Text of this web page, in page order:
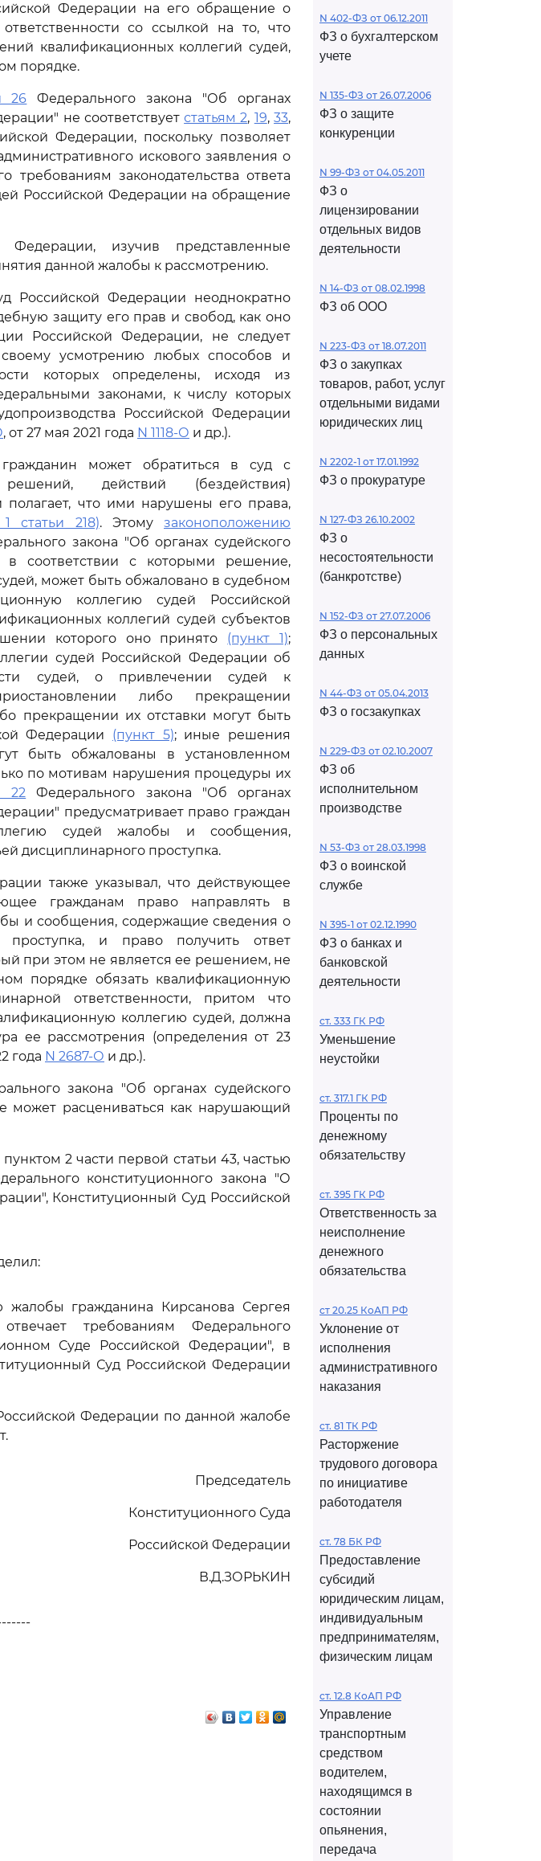
Федерации на его обращение о
со ссылкой на то, что
квалификационных коллегий судей,
порядке.
26 Федерального закона "Об органах
не соответствуетстатьям 2, 19,33,
Федерации, поскольку позволяет
искового заявления о
законодательства ответа
Российской Федерации на обращение
изучив представленные
данной жалобы к рассмотрению.
Российской Федерации неоднократно
защиту его прав и свобод, как оно
Российской Федерации, не следует
усмотрению любых способов и
которых определены, исходя из
законами, к числу которых
Российской Федерации
, от 27 мая 2021 года N 1118-О и др.).
может обратиться в суд с
действий (бездействия)
полагает, что ими нарушены его права,
1 статьи 218). Этомузаконоположению
закона "Об органах судейского
соответствии с которыми решение,
может быть обжаловано в судебном
коллегию судей Российской
коллегий судей субъектов
которого оно принято (пункт 1);
судей Российской Федерации об
судей, о привлечении судей к
либо прекращении
прекращении их отставки могут быть
Федерации (пункт 5); иные решения
быть обжалованы в установленном
по мотивам нарушения процедуры их
22 Федерального закона "Об органах
предусматривает право граждан
судей жалобы и сообщения,
дисциплинарного проступка.
также указывал, что действующее
гражданам право направлять в
и сообщения, содержащие сведения о
проступка, и право получить ответ
при этом не является ее решением, не
порядке обязать квалификационную
ответственности, притом что
коллегию судей, должна
ее рассмотрения (определения от 23
года N 2687-О и др.).
закона "Об органах судейского
может расцениваться как нарушающий
2 части первой статьи 43, частью
конституционного закона "О
Конституционный Суд Российской
жалобы гражданина Кирсанова Сергея
требованиям Федерального
Суде Российской Федерации", в
Суд Российской Федерации
Федерации по данной жалобе
Председатель
Конституционного Суда
Российской Федерации
В.Д.ЗОРЬКИН
N 402-ФЗ от 06.12.2011
ФЗ о бухгалтерском
учете
N 135-ФЗ от 26.07.2006
ФЗ о защите
конкуренции
N 99-ФЗ от 04.05.2011
ФЗ о
лицензировании
отдельных видов
деятельности
N 14-ФЗ от 08.02.1998
ФЗ об ООО
N 223-ФЗ от 18.07.2011
ФЗ о закупках
товаров, работ, услуг
отдельными видами
юридических лиц
N 2202-1 от 17.01.1992
ФЗ о прокуратуре
N 127-ФЗ 26.10.2002
ФЗ о
несостоятельности
(банкротстве)
N 152-ФЗ от 27.07.2006
ФЗ о персональных
данных
N 44-ФЗ от 05.04.2013
ФЗ о госзакупках
N 229-ФЗ от 02.10.2007
ФЗ об
исполнительном
производстве
N 53-ФЗ от 28.03.1998
ФЗ о воинской
службе
N 395-1 от 02.12.1990
ФЗ о банках и
банковской
деятельности
ст. 333 ГК РФ
Уменьшение
неустойки
ст. 317.1 ГК РФ
Проценты по
денежному
обязательству
ст. 395 ГК РФ
Ответственность за
неисполнение
денежного
обязательства
ст 20.25 КоАП РФ
Уклонение от
исполнения
административного
наказания
ст. 81 ТК РФ
Расторжение
трудового договора
по инициативе
работодателя
ст. 78 БК РФ
Предоставление
субсидий
юридическим лицам,
индивидуальным
предпринимателям,
физическим лицам
ст. 12.8 КоАП РФ
Управление
транспортным
средством
водителем,
находящимся в
состоянии
опьянения,
передача